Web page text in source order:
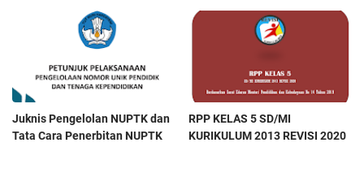
Juknis Pengelolan NUPTK dan
Tata Cara Penerbitan NUPTK
RPP KELAS 5 SD/MI
KURIKULUM 2013 REVISI 2020